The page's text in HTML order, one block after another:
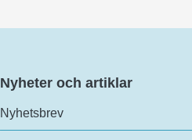
Nyheter och artiklar
Nyhetsbrev